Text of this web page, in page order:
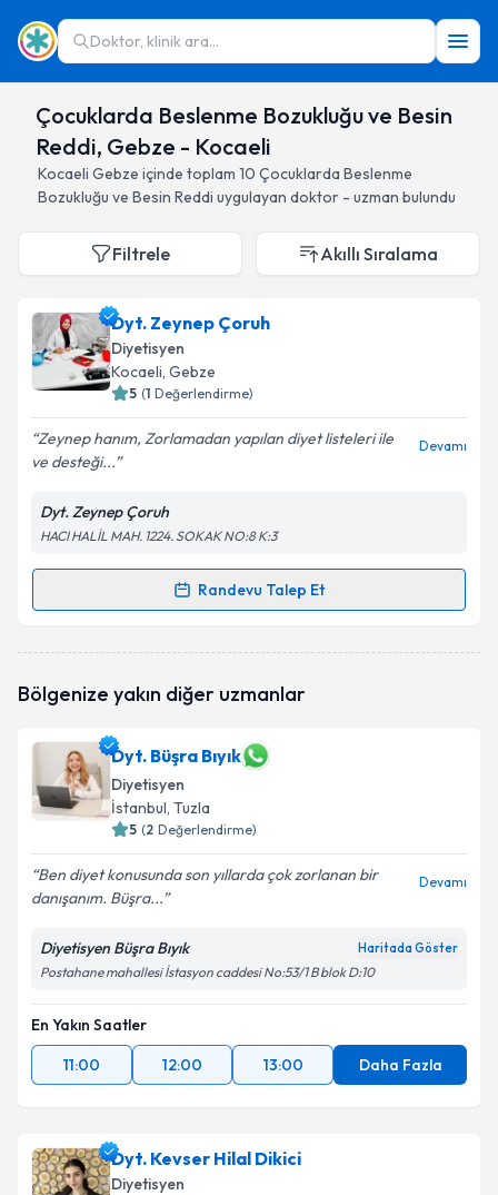
Doktor, klinik ara...
Çocuklarda Beslenme Bozukluğu ve Besin
Reddi, Gebze - Kocaeli
Kocaeli Gebze içinde toplam 10 Çocuklarda Beslenme
Bozukluğu ve Besin Reddi uygulayan doktor - uzman bulundu
Filtrele Akıllı Sıralama
Dyt. Zeynep Çoruh
Diyetisyen
Kocaeli, Gebze
5 (1 Değerlendirme)
Zeynep hanım, Zorlamadan yapılan diyet listeleri ile
ve desteği...
Devamı
Dyt. Zeynep Çoruh
HACI HALİL MAH. 1224. SOKAK NO:8 K:3
Randevu Talep Et
Randevu Takvimi Talebi
oluşturun. Size bu uzmandan randevu almanız için bir
E-posta Adresiniz
Kişisel verilerimin işlenmesine ilişkin Aydınlatma
Metni'ni okudum ve kişisel verilerimin belirtilen
Takvim Talebini Gönder
Bölgenize yakın diğer uzmanlar
Dyt. Büşra Bıyık
Diyetisyen
İstanbul, Tuzla
5 (2 Değerlendirme)
Ben diyet konusunda son yıllarda çok zorlanan bir
danışanım. Büşra...
Devamı
Diyetisyen Büşra Bıyık Haritada Göster
Postahane mahallesi İstasyon caddesi No:53/1 B blok D:10
En Yakın Saatler
11:00
12:00 13:00 Daha Fazla
Dyt. Kevser Hilal Dikici
Diyetisyen